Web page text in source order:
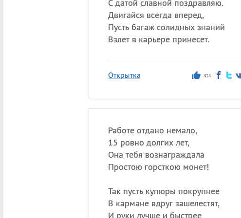
С датой славной поздравляю.
Двигайся всегда вперед,
Пусть багаж солидных знаний
Взлет в карьере принесет.
Открытка 414
Работе отдано немало,
15 ровно долгих лет,
Она тебя вознаграждала
Простою горсткою монет!
Так пусть купюры покрупнее
В кармане вдруг зашелестят,
И руки лучше и быстрее